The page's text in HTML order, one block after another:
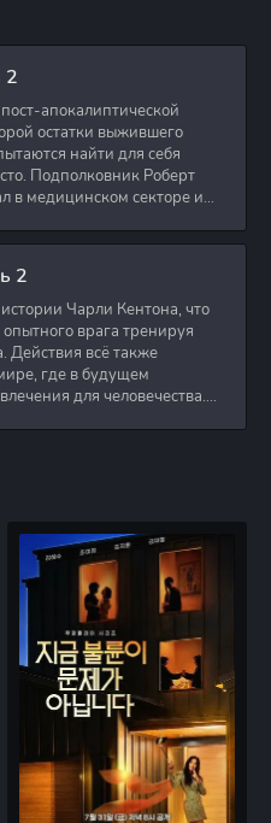
2
апокалиптической
остатки выжившего
найти для себя
Подполковник Роберт
в медицинском секторе и
2
Чарли Кентона, что
врага тренируя
Действия всё также
где в будущем
для человечества.